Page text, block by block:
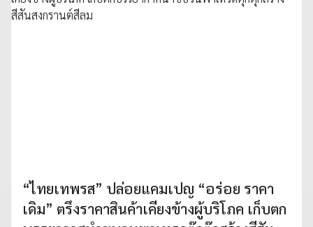
“ไทยเทพรส” ปล่อยแคมเปญ “อร่อย ราคา
เดิม” ตรึงราคาสินค้าเคียงข้างผู้บริโภค เก็บตก